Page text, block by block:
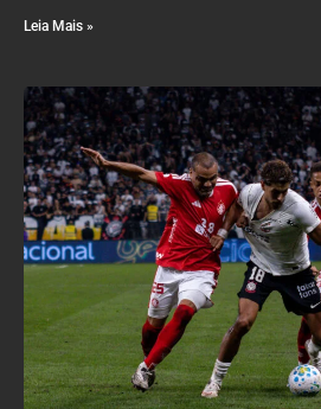
Leia Mais »